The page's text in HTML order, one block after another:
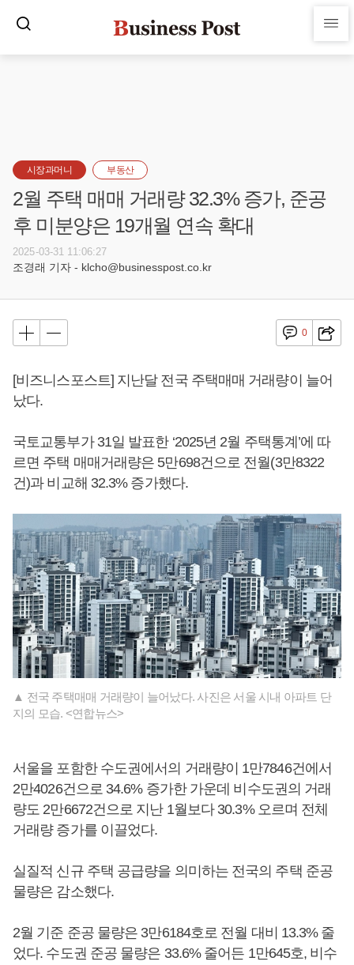
시장과머니 부동산
2월 주택 매매 거래량 32.3% 증가, 준공
후 미분양은 19개월 연속 확대
2025-03-31 11:06:27
조경래 기자 - klcho@businesspost.co.kr
0
[비즈니스포스트] 지난달 전국 주택매매 거래량이 늘어
났다.
국토교통부가 31일 발표한 ‘2025년 2월 주택통계’에 따
르면 주택 매매거래량은 5만698건으로 전월(3만8322
건)과 비교해 32.3% 증가했다.
▲ 전국 주택매매 거래량이 늘어났다. 사진은 서울 시내 아파트 단
지의 모습. <연합뉴스>
서울을 포함한 수도권에서의 거래량이 1만7846건에서
2만4026건으로 34.6% 증가한 가운데 비수도권의 거래
량도 2만6672건으로 지난 1월보다 30.3% 오르며 전체
거래량 증가를 이끌었다.
실질적 신규 주택 공급량을 의미하는 전국의 주택 준공
물량은 감소했다.
2월 기준 준공 물량은 3만6184호로 전월 대비 13.3% 줄
었다. 수도권 준공 물량은 33.6% 줄어든 1만645호, 비수